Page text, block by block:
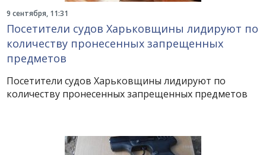
9 сентября, 11:31
Посетители судов Харьковщины лидируют по
количеству пронесенных запрещенных
предметов
Посетители судов Харьковщины лидируют по
количеству пронесенных запрещенных предметов